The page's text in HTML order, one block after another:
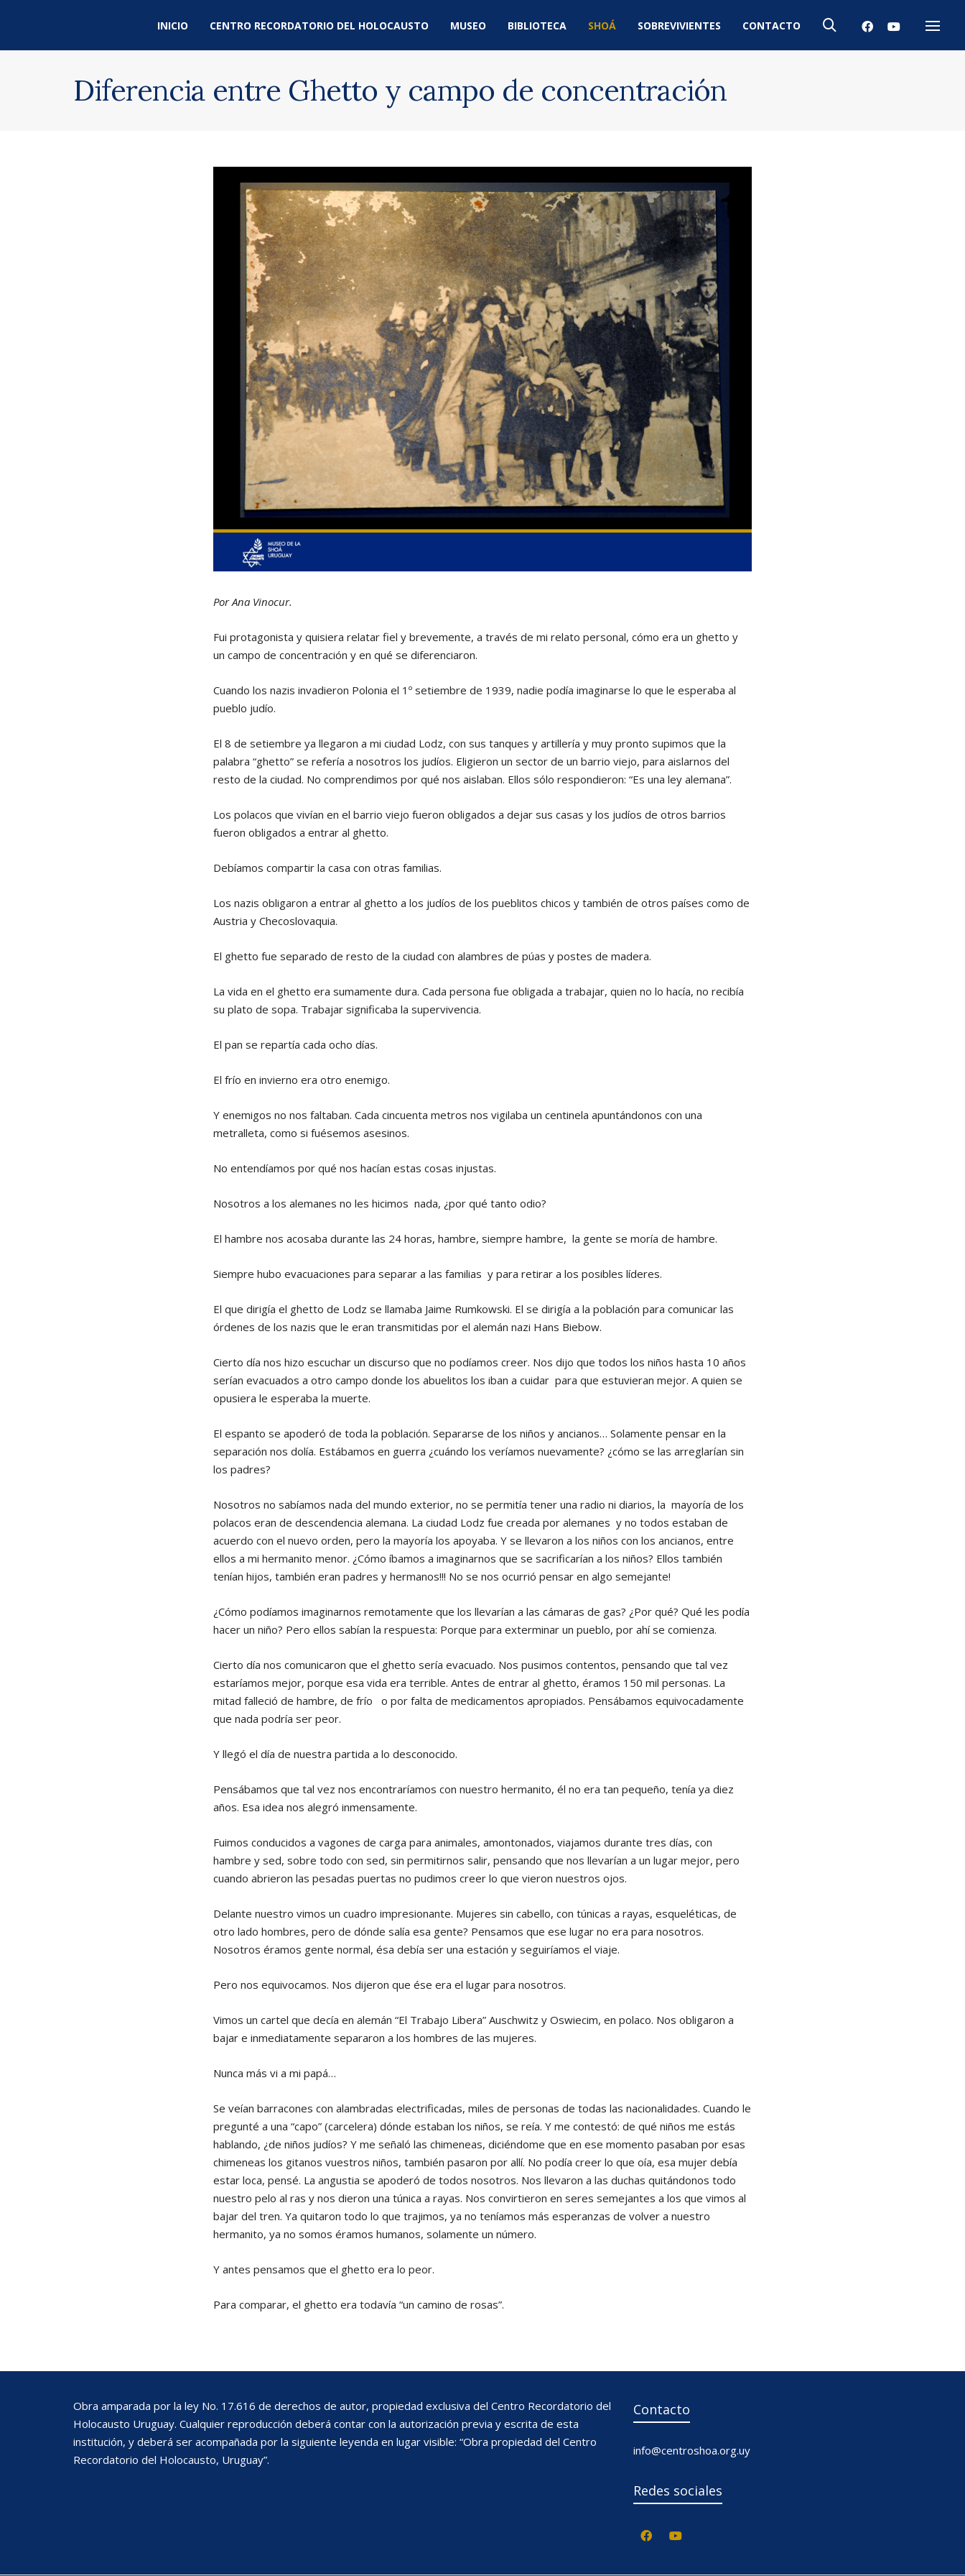
INICIO CENTRO RECORDATORIO DEL HOLOCAUSTO MUSEO BIBLIOTECA SHOÁ SOBREVIVIENTES CONTACTO
Menú
Diferencia entre Ghetto y campo de concentración
Por Ana Vinocur.
Fui protagonista y quisiera relatar fiel y brevemente, a través de mi relato personal, cómo era un ghetto y
un campo de concentración y en qué se diferenciaron.
Cuando los nazis invadieron Polonia el 1º setiembre de 1939, nadie podía imaginarse lo que le esperaba al
pueblo judío.
El 8 de setiembre ya llegaron a mi ciudad Lodz, con sus tanques y artillería y muy pronto supimos que la
palabra “ghetto” se refería a nosotros los judíos. Eligieron un sector de un barrio viejo, para aislarnos del
resto de la ciudad. No comprendimos por qué nos aislaban. Ellos sólo respondieron: “Es una ley alemana”.
Los polacos que vivían en el barrio viejo fueron obligados a dejar sus casas y los judíos de otros barrios
fueron obligados a entrar al ghetto.
Debíamos compartir la casa con otras familias.
Los nazis obligaron a entrar al ghetto a los judíos de los pueblitos chicos y también de otros países como de
Austria y Checoslovaquia.
El ghetto fue separado de resto de la ciudad con alambres de púas y postes de madera.
La vida en el ghetto era sumamente dura. Cada persona fue obligada a trabajar, quien no lo hacía, no recibía
su plato de sopa. Trabajar significaba la supervivencia.
El pan se repartía cada ocho días.
El frío en invierno era otro enemigo.
Y enemigos no nos faltaban. Cada cincuenta metros nos vigilaba un centinela apuntándonos con una
metralleta, como si fuésemos asesinos.
No entendíamos por qué nos hacían estas cosas injustas.
Nosotros a los alemanes no les hicimos nada, ¿por qué tanto odio?
El hambre nos acosaba durante las 24 horas, hambre, siempre hambre, la gente se moría de hambre.
Siempre hubo evacuaciones para separar a las familias y para retirar a los posibles líderes.
El que dirigía el ghetto de Lodz se llamaba Jaime Rumkowski. El se dirigía a la población para comunicar las
órdenes de los nazis que le eran transmitidas por el alemán nazi Hans Biebow.
Cierto día nos hizo escuchar un discurso que no podíamos creer. Nos dijo que todos los niños hasta 10 años
serían evacuados a otro campo donde los abuelitos los iban a cuidar para que estuvieran mejor. A quien se
opusiera le esperaba la muerte.
El espanto se apoderó de toda la población. Separarse de los niños y ancianos… Solamente pensar en la
separación nos dolía. Estábamos en guerra ¿cuándo los veríamos nuevamente? ¿cómo se las arreglarían sin
los padres?
Nosotros no sabíamos nada del mundo exterior, no se permitía tener una radio ni diarios, la mayoría de los
polacos eran de descendencia alemana. La ciudad Lodz fue creada por alemanes y no todos estaban de
acuerdo con el nuevo orden, pero la mayoría los apoyaba. Y se llevaron a los niños con los ancianos, entre
ellos a mi hermanito menor. ¿Cómo íbamos a imaginarnos que se sacrificarían a los niños? Ellos también
tenían hijos, también eran padres y hermanos!!! No se nos ocurrió pensar en algo semejante!
¿Cómo podíamos imaginarnos remotamente que los llevarían a las cámaras de gas? ¿Por qué? Qué les podía
hacer un niño? Pero ellos sabían la respuesta: Porque para exterminar un pueblo, por ahí se comienza.
Cierto día nos comunicaron que el ghetto sería evacuado. Nos pusimos contentos, pensando que tal vez
estaríamos mejor, porque esa vida era terrible. Antes de entrar al ghetto, éramos 150 mil personas. La
mitad falleció de hambre, de frío o por falta de medicamentos apropiados. Pensábamos equivocadamente
que nada podría ser peor.
Y llegó el día de nuestra partida a lo desconocido.
Pensábamos que tal vez nos encontraríamos con nuestro hermanito, él no era tan pequeño, tenía ya diez
años. Esa idea nos alegró inmensamente.
Fuimos conducidos a vagones de carga para animales, amontonados, viajamos durante tres días, con
hambre y sed, sobre todo con sed, sin permitirnos salir, pensando que nos llevarían a un lugar mejor, pero
cuando abrieron las pesadas puertas no pudimos creer lo que vieron nuestros ojos.
Delante nuestro vimos un cuadro impresionante. Mujeres sin cabello, con túnicas a rayas, esqueléticas, de
otro lado hombres, pero de dónde salía esa gente? Pensamos que ese lugar no era para nosotros.
Nosotros éramos gente normal, ésa debía ser una estación y seguiríamos el viaje.
Pero nos equivocamos. Nos dijeron que ése era el lugar para nosotros.
Vimos un cartel que decía en alemán “El Trabajo Libera” Auschwitz y Oswiecim, en polaco. Nos obligaron a
bajar e inmediatamente separaron a los hombres de las mujeres.
Nunca más vi a mi papá…
Se veían barracones con alambradas electrificadas, miles de personas de todas las nacionalidades. Cuando le
pregunté a una “capo” (carcelera) dónde estaban los niños, se reía. Y me contestó: de qué niños me estás
hablando, ¿de niños judíos? Y me señaló las chimeneas, diciéndome que en ese momento pasaban por esas
chimeneas los gitanos vuestros niños, también pasaron por allí. No podía creer lo que oía, esa mujer debía
estar loca, pensé. La angustia se apoderó de todos nosotros. Nos llevaron a las duchas quitándonos todo
nuestro pelo al ras y nos dieron una túnica a rayas. Nos convirtieron en seres semejantes a los que vimos al
bajar del tren. Ya quitaron todo lo que trajimos, ya no teníamos más esperanzas de volver a nuestro
hermanito, ya no somos éramos humanos, solamente un número.
Y antes pensamos que el ghetto era lo peor.
Para comparar, el ghetto era todavía “un camino de rosas”.
Obra amparada por la ley No. 17.616 de derechos de autor, propiedad exclusiva del Centro Recordatorio del
Holocausto Uruguay. Cualquier reproducción deberá contar con la autorización previa y escrita de esta
institución, y deberá ser acompañada por la siguiente leyenda en lugar visible: “Obra propiedad del Centro
Recordatorio del Holocausto, Uruguay”.
Contacto
info@centroshoa.org.uy
Redes sociales